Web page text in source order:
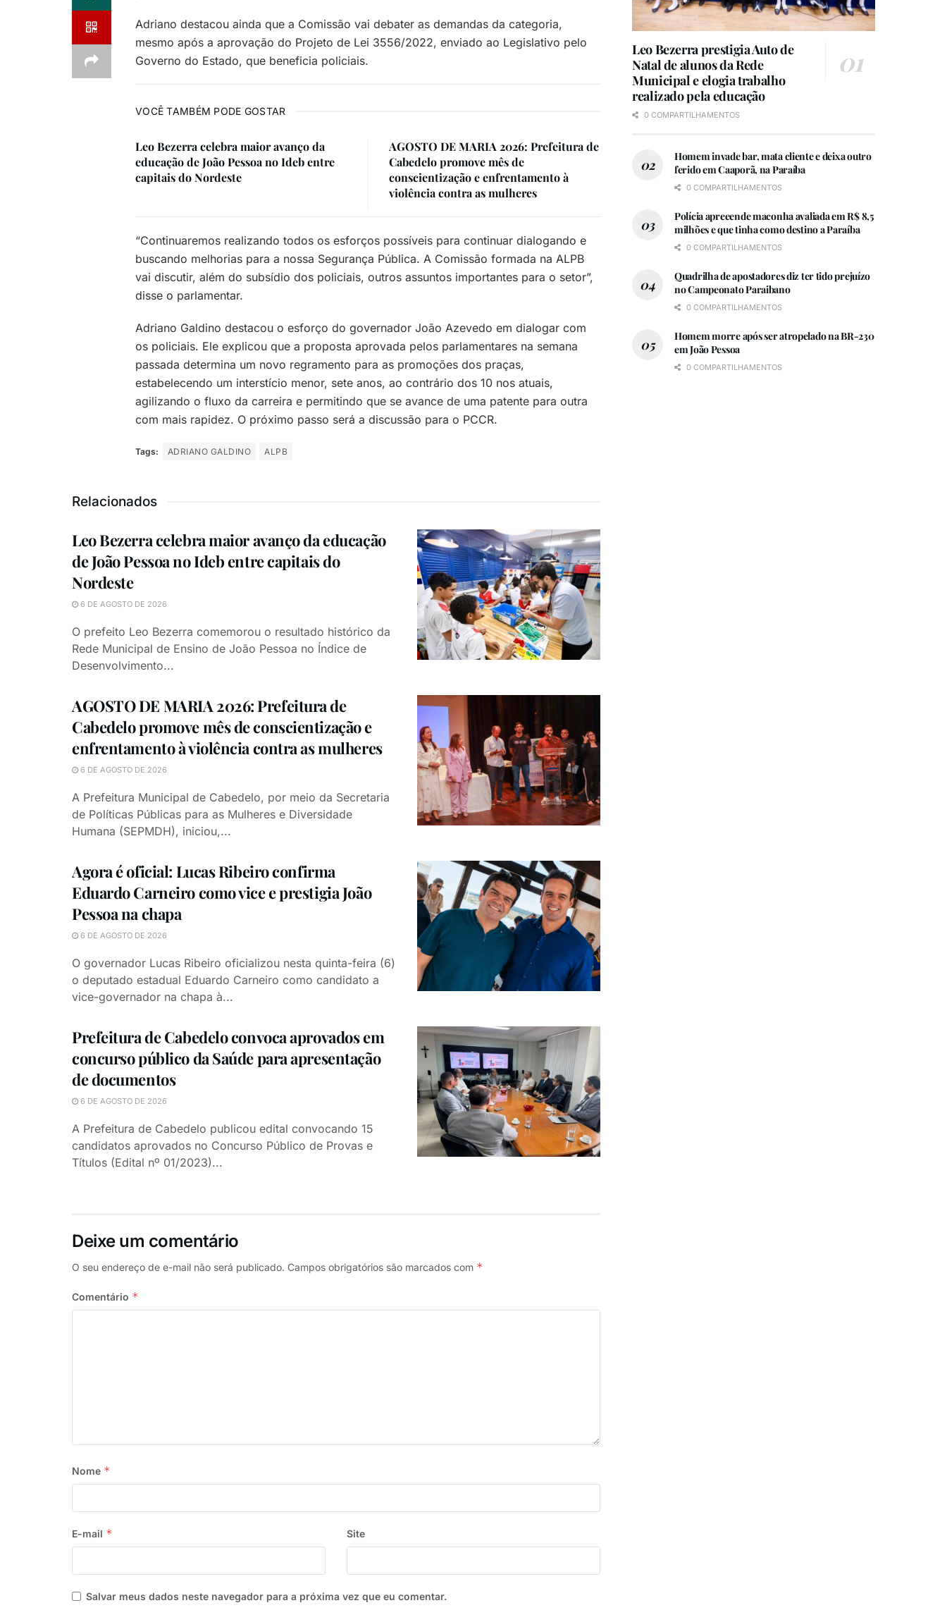
Adriano destacou ainda que a Comissão vai debater as demandas da categoria,
mesmo após a aprovação do Projeto de Lei 3556/2022, enviado ao Legislativo pelo
Governo do Estado, que beneficia policiais.
VOCÊ TAMBÉM PODE GOSTAR
Leo Bezerra celebra maior avanço da
educação de João Pessoa no Ideb entre
capitais do Nordeste
AGOSTO DE MARIA 2026: Prefeitura de
Cabedelo promove mês de
conscientização e enfrentamento à
violência contra as mulheres
“Continuaremos realizando todos os esforços possíveis para continuar dialogando e
buscando melhorias para a nossa Segurança Pública. A Comissão formada na ALPB
vai discutir, além do subsídio dos policiais, outros assuntos importantes para o setor”,
disse o parlamentar.
Adriano Galdino destacou o esforço do governador João Azevedo em dialogar com
os policiais. Ele explicou que a proposta aprovada pelos parlamentares na semana
passada determina um novo regramento para as promoções dos praças,
estabelecendo um interstício menor, sete anos, ao contrário dos 10 nos atuais,
agilizando o fluxo da carreira e permitindo que se avance de uma patente para outra
com mais rapidez. O próximo passo será a discussão para o PCCR.
Tags: ADRIANO GALDINO ALPB
Relacionados
Leo Bezerra celebra maior avanço da educação
de João Pessoa no Ideb entre capitais do
Nordeste
6 DE AGOSTO DE 2026
O prefeito Leo Bezerra comemorou o resultado histórico da
Rede Municipal de Ensino de João Pessoa no Índice de
Desenvolvimento...
AGOSTO DE MARIA 2026: Prefeitura de
Cabedelo promove mês de conscientização e
enfrentamento à violência contra as mulheres
6 DE AGOSTO DE 2026
A Prefeitura Municipal de Cabedelo, por meio da Secretaria
de Políticas Públicas para as Mulheres e Diversidade
Humana (SEPMDH), iniciou,...
Agora é oficial: Lucas Ribeiro confirma
Eduardo Carneiro como vice e prestigia João
Pessoa na chapa
6 DE AGOSTO DE 2026
O governador Lucas Ribeiro oficializou nesta quinta-feira (6)
o deputado estadual Eduardo Carneiro como candidato a
vice-governador na chapa à...
Prefeitura de Cabedelo convoca aprovados em
concurso público da Saúde para apresentação
de documentos
6 DE AGOSTO DE 2026
A Prefeitura de Cabedelo publicou edital convocando 15
candidatos aprovados no Concurso Público de Provas e
Títulos (Edital nº 01/2023)...
Deixe um comentário
O seu endereço de e-mail não será publicado. Campos obrigatórios são marcados com *
Comentário *
Nome *
E-mail * Site
Salvar meus dados neste navegador para a próxima vez que eu comentar.
Leo Bezerra prestigia Auto de
Natal de alunos da Rede
Municipal e elogia trabalho
realizado pela educação
0 COMPARTILHAMENTOS
Homem invade bar, mata cliente e deixa outro
ferido em Caaporã, na Paraíba
0 COMPARTILHAMENTOS
Polícia apreeende maconha avaliada em R$ 8,5
milhões e que tinha como destino a Paraíba
0 COMPARTILHAMENTOS
Quadrilha de apostadores diz ter tido prejuízo
no Campeonato Paraibano
0 COMPARTILHAMENTOS
Homem morre após ser atropelado na BR-230
em João Pessoa
0 COMPARTILHAMENTOS